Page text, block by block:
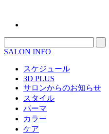
SALON INFO
スケジュール
3D PLUS
サロンからのお知らせ
スタイル
パーマ
カラー
ケア